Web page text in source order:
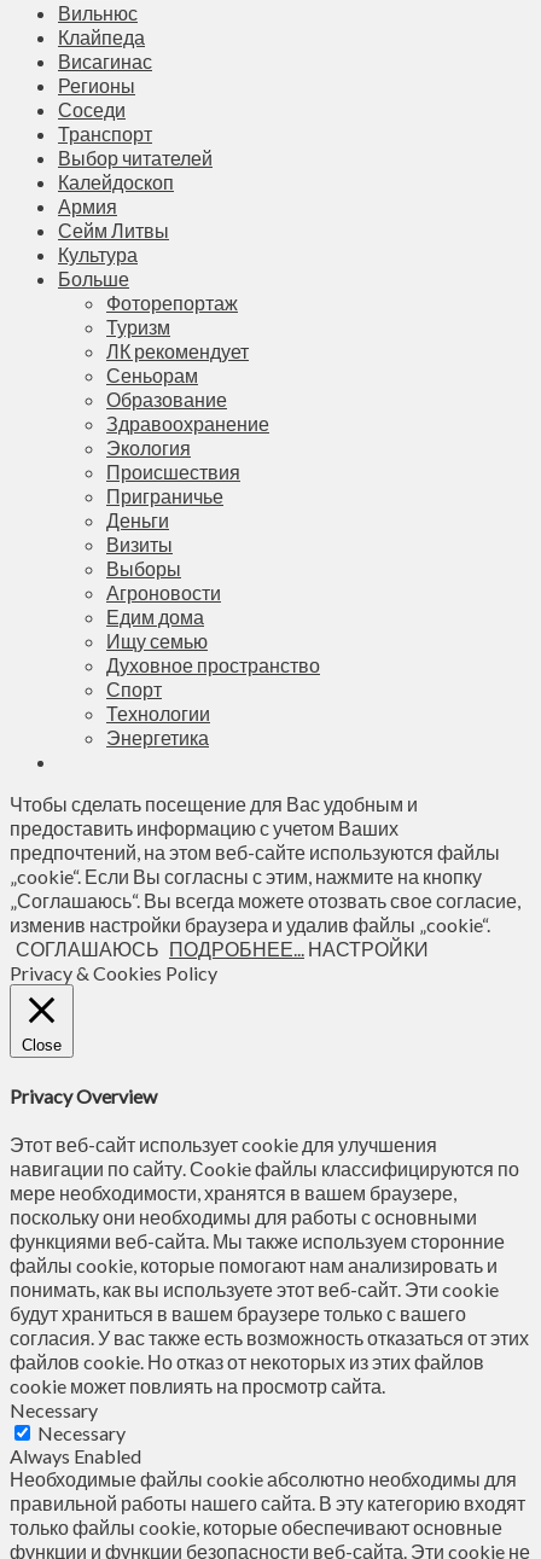
Вильнюс
Клайпеда
Висагинас
Регионы
Соседи
Транспорт
Выбор читателей
Калейдоскоп
Армия
Сейм Литвы
Культура
Больше
Фоторепортаж
Туризм
ЛК рекомендует
Сеньорам
Образование
Здравоохранение
Экология
Происшествия
Приграничье
Деньги
Визиты
Выборы
Агроновости
Едим дома
Ищу семью
Духовное пространство
Спорт
Технологии
Энергетика
Чтобы сделать посещение для Вас удобным и
предоставить информацию с учетом Ваших
предпочтений, на этом веб-сайте используются файлы
„cookie“. Если Вы согласны с этим, нажмите на кнопку
„Соглашаюсь“. Вы всегда можете отозвать свое согласие,
изменив настройки браузера и удалив файлы „cookie“.
СОГЛАШАЮСЬ ПОДРОБНЕЕ... НАСТРОЙКИ
Privacy & Cookies Policy
Close
Privacy Overview
Этот веб-сайт использует cookie для улучшения
навигации по сайту. Сookie файлы классифицируются по
мере необходимости, хранятся в вашем браузере,
поскольку они необходимы для работы с основными
функциями веб-сайта. Мы также используем сторонние
файлы cookie, которые помогают нам анализировать и
понимать, как вы используете этот веб-сайт. Эти cookie
будут храниться в вашем браузере только с вашего
согласия. У вас также есть возможность отказаться от этих
файлов cookie. Но отказ от некоторых из этих файлов
cookie может повлиять на просмотр сайта.
Necessary
Necessary
Always Enabled
Необходимые файлы cookie абсолютно необходимы для
правильной работы нашего сайта. В эту категорию входят
только файлы cookie, которые обеспечивают основные
функции и функции безопасности веб-сайта. Эти cookie не